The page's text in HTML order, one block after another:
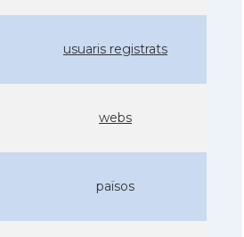
usuaris registrats
webs
països